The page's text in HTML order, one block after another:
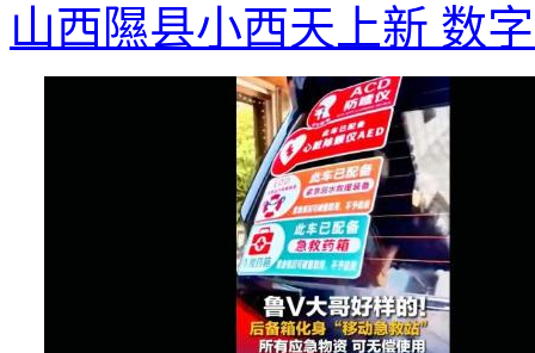
山西隰县小西天上新 数